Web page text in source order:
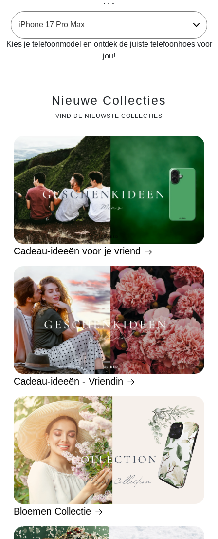
Kies je telefoonmodel en ontdek de juiste telefoonhoes voor
jou!
Nieuwe Collecties
VIND DE NIEUWSTE COLLECTIES
Cadeau-ideeën voor je vriend
Cadeau-ideeën - Vriendin
Bloemen Collectie